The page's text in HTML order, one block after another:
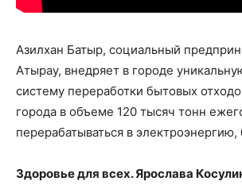
Азилхан Батыр, социальный
Атырау, внедряет в городе
систему переработки бытовых
города в объеме 120 тысяч тонн
перерабатываться в
Здоровье для всех. Ярослава